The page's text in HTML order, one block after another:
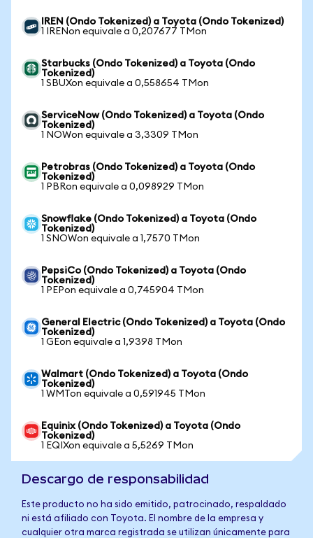
IREN (Ondo Tokenized) a Toyota (Ondo Tokenized)
1 IRENon equivale a 0,207677 TMon
Starbucks (Ondo Tokenized) a Toyota (Ondo
Tokenized)
1 SBUXon equivale a 0,558654 TMon
ServiceNow (Ondo Tokenized) a Toyota (Ondo
Tokenized)
1 NOWon equivale a 3,3309 TMon
Petrobras (Ondo Tokenized) a Toyota (Ondo
Tokenized)
1 PBRon equivale a 0,098929 TMon
Snowflake (Ondo Tokenized) a Toyota (Ondo
Tokenized)
1 SNOWon equivale a 1,7570 TMon
PepsiCo (Ondo Tokenized) a Toyota (Ondo
Tokenized)
1 PEPon equivale a 0,745904 TMon
General Electric (Ondo Tokenized) a Toyota (Ondo
Tokenized)
1 GEon equivale a 1,9398 TMon
Walmart (Ondo Tokenized) a Toyota (Ondo
Tokenized)
1 WMTon equivale a 0,591945 TMon
Equinix (Ondo Tokenized) a Toyota (Ondo
Tokenized)
1 EQIXon equivale a 5,5269 TMon
Descargo de responsabilidad
Este producto no ha sido emitido, patrocinado, respaldado
ni está afiliado con Toyota. El nombre de la empresa y
cualquier otra marca registrada se utilizan únicamente para